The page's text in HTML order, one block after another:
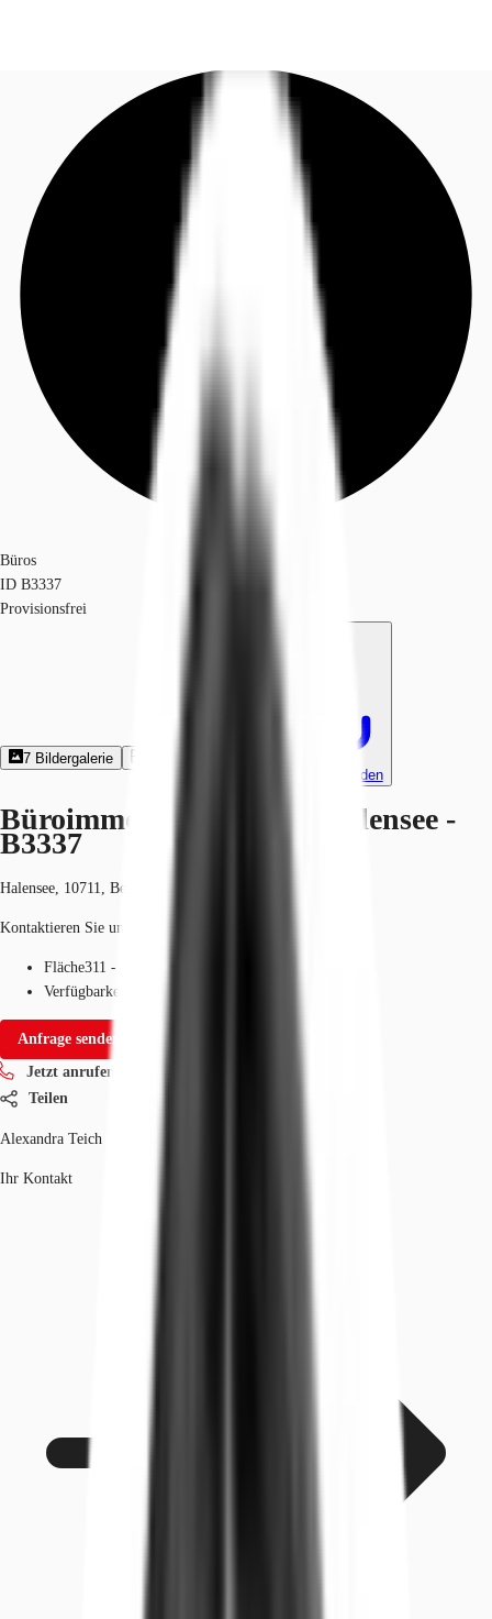
Investieren
Marktinformationen
Ihre Ansprechpartner
Jetzt anrufen Kontaktieren Sie uns
Büros
ID B3337
Provisionsfrei
7 Bildergalerie
Exposé herunterladen
Büroimmobilie - Berlin, Halensee -
B3337
Halensee, 10711, Berlin, Berlin
Kontaktieren Sie uns für den Preis
Fläche311 - 6.847 m²
Verfügbarkeit
Anfrage senden
Jetzt anrufen
Teilen
Alexandra Teich
Ihr Kontakt